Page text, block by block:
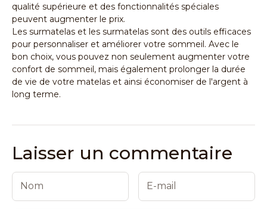
qualité supérieure et des fonctionnalités spéciales
peuvent augmenter le prix.
Les surmatelas et les surmatelas sont des outils efficaces
pour personnaliser et améliorer votre sommeil. Avec le
bon choix, vous pouvez non seulement augmenter votre
confort de sommeil, mais également prolonger la durée
de vie de votre matelas et ainsi économiser de l'argent à
long terme.
Laisser un commentaire